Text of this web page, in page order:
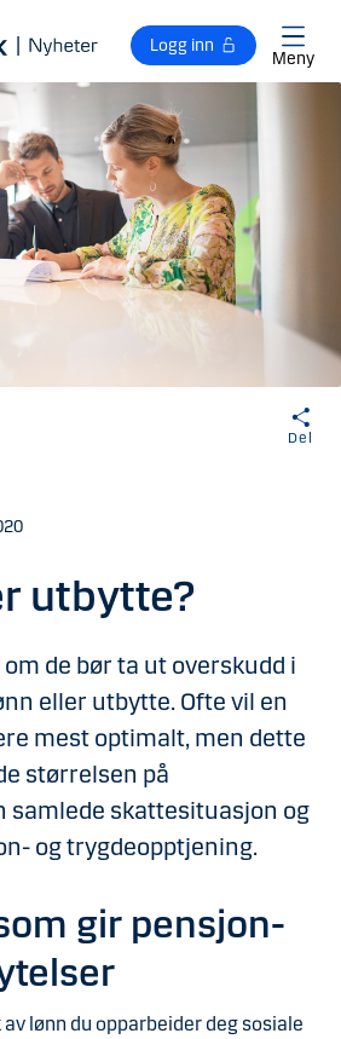
Logg inn
Meny
Del
utbytte?
de bør ta ut overskudd i
eller utbytte. Ofte vil en
mest optimalt, men dette
størrelsen på
samlede skattesituasjon og
og trygdeopptjening.
gir pensjon-
lønn du opparbeider deg sosiale